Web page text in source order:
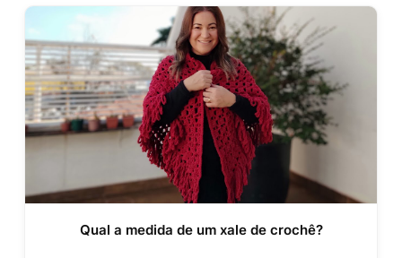
Qual a medida de um xale de crochê?